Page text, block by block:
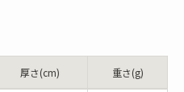
厚さ(cm) 重さ(g)